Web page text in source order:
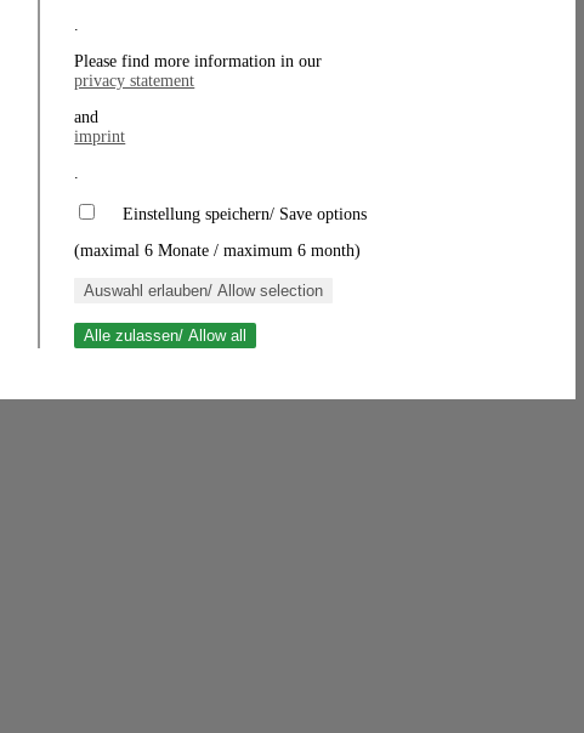
.
Please find more information in our
privacy statement
and
imprint
.
Einstellung speichern/ Save options
(maximal 6 Monate / maximum 6 month)
Auswahl erlauben/ Allow selection
Alle zulassen/ Allow all